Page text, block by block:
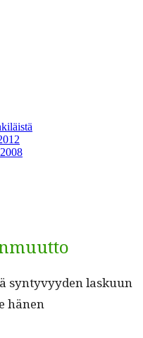
syn­tyvyy­den lasku­un
hänen